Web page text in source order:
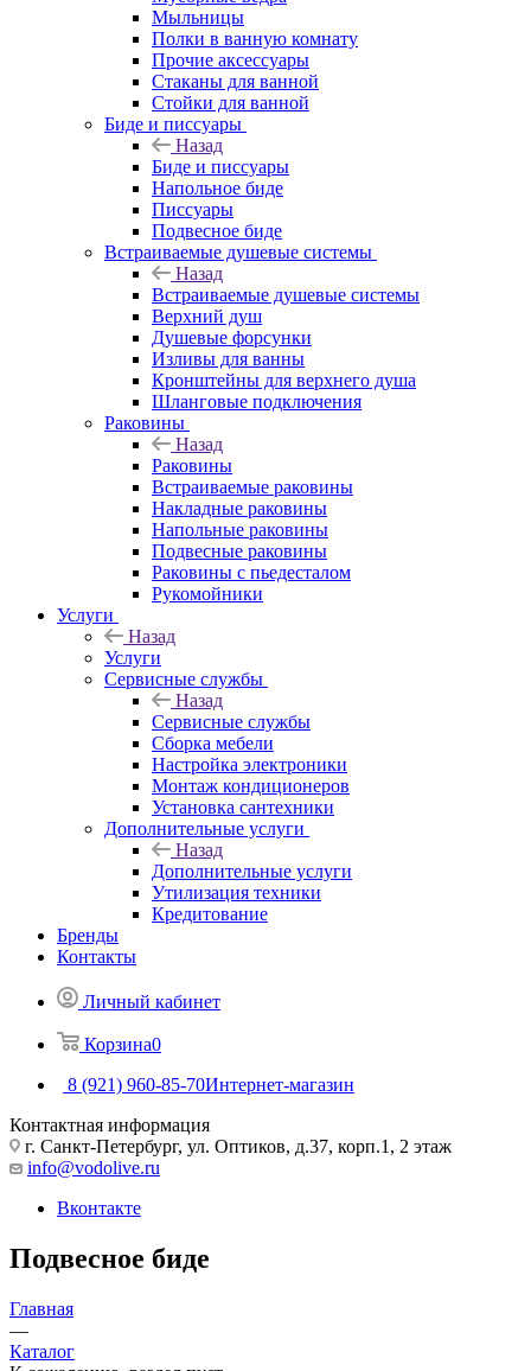
Мыльницы
Полки в ванную комнату
Прочие аксессуары
Стаканы для ванной
Стойки для ванной
Биде и писсуары
Назад
Биде и писсуары
Напольное биде
Писсуары
Подвесное биде
Встраиваемые душевые системы
Назад
Встраиваемые душевые системы
Верхний душ
Душевые форсунки
Изливы для ванны
Кронштейны для верхнего душа
Шланговые подключения
Раковины
Назад
Раковины
Встраиваемые раковины
Накладные раковины
Напольные раковины
Подвесные раковины
Раковины с пьедесталом
Рукомойники
Услуги
Назад
Услуги
Сервисные службы
Назад
Сервисные службы
Сборка мебели
Настройка электроники
Монтаж кондиционеров
Установка сантехники
Дополнительные услуги
Назад
Дополнительные услуги
Утилизация техники
Кредитование
Бренды
Контакты
Личный кабинет
Корзина0
8 (921) 960-85-70Интернет-магазин
Контактная информация
г. Санкт-Петербург, ул. Оптиков, д.37, корп.1, 2 этаж
info@vodolive.ru
Вконтакте
Подвесное биде
Главная
—
Каталог